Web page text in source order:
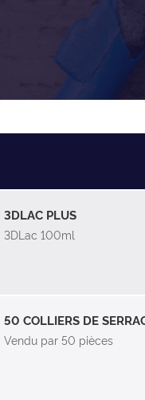
3DLAC PLUS
3DLac 100ml
50 COLLIERS DE
Vendu par 50 pièces